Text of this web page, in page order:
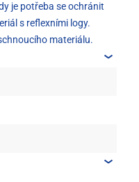
je potřeba se ochránit
s reflexními logy.
materiálu.